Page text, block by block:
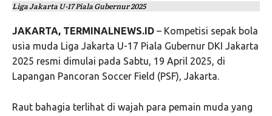
Liga Jakarta U-17 Piala Gubernur 2025
JAKARTA, TERMINALNEWS.ID – Kompetisi sepak bola
usia muda Liga Jakarta U-17 Piala Gubernur DKI Jakarta
2025 resmi dimulai pada Sabtu, 19 April 2025, di
Lapangan Pancoran Soccer Field (PSF), Jakarta.
Raut bahagia terlihat di wajah para pemain muda yang